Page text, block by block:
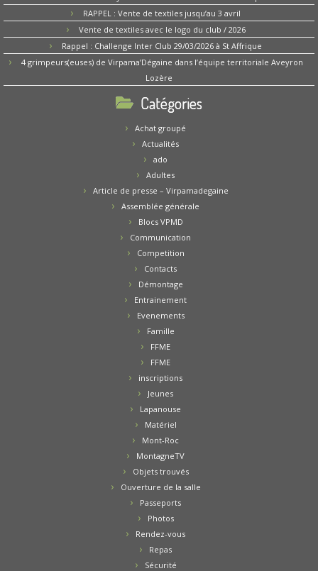
RAPPEL : Vente de textiles jusqu’au 3 avril
Vente de textiles avec le logo du club / 2026
Rappel : Challenge Inter Club 29/03/2026 à St Affrique
4 grimpeurs(euses) de Virpama’Dégaine dans l’équipe territoriale Aveyron
Lozère
Catégories
Achat groupé
Actualités
ado
Adultes
Article de presse – Virpamadegaine
Assemblée générale
Blocs VPMD
Communication
Competition
Contacts
Démontage
Entrainement
Evenements
Famille
FFME
FFME
inscriptions
Jeunes
Lapanouse
Matériel
Mont-Roc
MontagneTV
Objets trouvés
Ouverture de la salle
Passeports
Photos
Rendez-vous
Repas
Sécurité